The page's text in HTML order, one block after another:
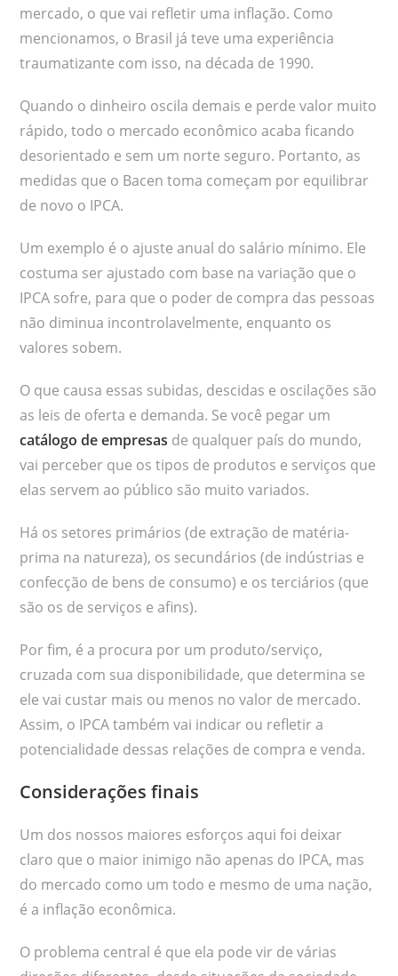
mercado, o que vai refletir uma inflação. Como
mencionamos, o Brasil já teve uma experiência
traumatizante com isso, na década de 1990.
Quando o dinheiro oscila demais e perde valor muito
rápido, todo o mercado econômico acaba ficando
desorientado e sem um norte seguro. Portanto, as
medidas que o Bacen toma começam por equilibrar
de novo o IPCA.
Um exemplo é o ajuste anual do salário mínimo. Ele
costuma ser ajustado com base na variação que o
IPCA sofre, para que o poder de compra das pessoas
não diminua incontrolavelmente, enquanto os
valores sobem.
O que causa essas subidas, descidas e oscilações são
as leis de oferta e demanda. Se você pegar um
catálogo de empresas de qualquer país do mundo,
vai perceber que os tipos de produtos e serviços que
elas servem ao público são muito variados.
Há os setores primários (de extração de matéria-
prima na natureza), os secundários (de indústrias e
confecção de bens de consumo) e os terciários (que
são os de serviços e afins).
Por fim, é a procura por um produto/serviço,
cruzada com sua disponibilidade, que determina se
ele vai custar mais ou menos no valor de mercado.
Assim, o IPCA também vai indicar ou refletir a
potencialidade dessas relações de compra e venda.
Considerações finais
Um dos nossos maiores esforços aqui foi deixar
claro que o maior inimigo não apenas do IPCA, mas
do mercado como um todo e mesmo de uma nação,
é a inflação econômica.
O problema central é que ela pode vir de várias